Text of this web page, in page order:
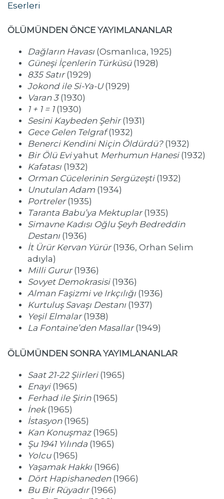
Eserleri
ÖLÜMÜNDEN ÖNCE YAYIMLANANLAR
Dağların Havası (Osmanlıca, 1925)
Güneşi İçenlerin Türküsü(1928)
835 Satır(1929)
Jokond ile Si-Ya-U(1929)
Varan 3(1930)
1 + 1 = 1(1930)
Sesini Kaybeden Şehir(1931)
Gece Gelen Telgraf(1932)
Benerci Kendini Niçin Öldürdü?(1932)
Bir Ölü Eviyahut Merhumun Hanesi(1932)
Kafatası (1932)
Orman Cücelerinin Sergüzeşti(1932)
Unutulan Adam (1934)
Portreler(1935)
Taranta Babu’ya Mektuplar(1935)
Simavne Kadısı Oğlu Şeyh Bedreddin
Destanı (1936)
İt Ürür Kervan Yürür(1936, Orhan Selim
adıyla)
Milli Gurur(1936)
Sovyet Demokrasisi(1936)
Alman Faşizmi ve Irkçılığı (1936)
Kurtuluş Savaşı Destanı (1937)
Yeşil Elmalar(1938)
La Fontaine’den Masallar(1949)
ÖLÜMÜNDEN SONRA YAYIMLANANLAR
Saat 21-22 Şiirleri(1965)
Enayi(1965)
Ferhad ile Şirin(1965)
İnek(1965)
İstasyon(1965)
Kan Konuşmaz(1965)
Şu 1941 Yılında (1965)
Yolcu(1965)
Yaşamak Hakkı (1966)
Dört Hapishaneden(1966)
Bu Bir Rüyadır(1966)